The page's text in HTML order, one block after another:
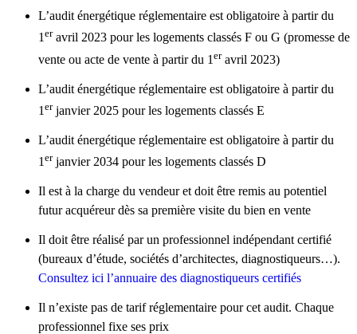
L’audit énergétique réglementaire est obligatoire à partir du
1eravril 2023 pour les logements classés F ou G (promesse de
vente ou acte de vente à partir du 1 eravril 2023)
L’audit énergétique réglementaire est obligatoire à partir du
1 erjanvier 2025 pour les logements classés E
L’audit énergétique réglementaire est obligatoire à partir du
1 erjanvier 2034 pour les logements classés D
Il est à la charge du vendeur et doit être remis au potentiel
futur acquéreur dès sa première visite du bien en vente
Il doit être réalisé par un professionnel indépendant certifié
(bureaux d’étude, sociétés d’architectes, diagnostiqueurs…).
Consultez ici l’annuaire des diagnostiqueurs certifiés
Il n’existe pas de tarif réglementaire pour cet audit. Chaque
professionnel fixe ses prix